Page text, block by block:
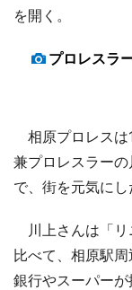
を開く。
プロレスラ
相原プロレスは
兼プロレスラー
で、街を元気にし
川上さんは「リ
比べて、相原駅周
銀行やスーパー